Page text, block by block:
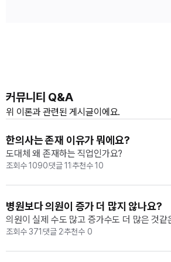
커뮤니티 Q&A
위 이론과 관련된 게시글이에요.
한의사는 존재 이유가 뭐에요?
도대체 왜 존재하는 직업인가요?
조회수1090댓글11 추천수10
병원보다 의원이 증가 더 많지 않나요?
의원이 실제 수도 많고 증가수도 더 많은 것같
조회수371 댓글 2추천수 0